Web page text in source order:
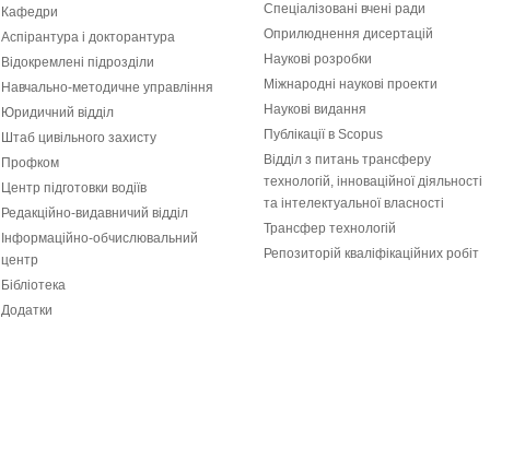
Кафедри
Аспірантура і докторантура
Відокремлені підрозділи
Навчально-методичне управління
Юридичний відділ
Штаб цивільного захисту
Профком
Центр підготовки водіїв
Редакційно-видавничий відділ
Інформаційно-обчислювальний
центр
Бібліотека
Додатки
Спеціалізовані вчені ради
Оприлюднення дисертацій
Наукові розробки
Міжнародні наукові проекти
Наукові видання
Публікації в Scopus
Відділ з питань трансферу
технологій, інноваційної діяльності
та інтелектуальної власності
Трансфер технологій
Репозиторій кваліфікаційних робіт